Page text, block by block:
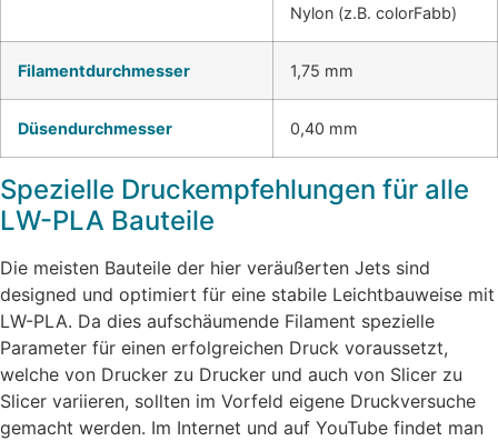
Nylon (z.B. colorFabb)
Filamentdurchmesser 1,75 mm
Düsendurchmesser 0,40 mm
Spezielle Druckempfehlungen für alle
LW-PLA Bauteile
Die meisten Bauteile der hier veräußerten Jets sind
designed und optimiert für eine stabile Leichtbauweise mit
LW-PLA. Da dies aufschäumende Filament spezielle
Parameter für einen erfolgreichen Druck voraussetzt,
welche von Drucker zu Drucker und auch von Slicer zu
Slicer variieren, sollten im Vorfeld eigene Druckversuche
gemacht werden. Im Internet und auf YouTube findet man